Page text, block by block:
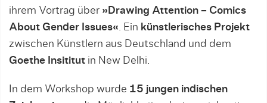
ihrem Vortrag über »Drawing Attention – Comics
About Gender Issues«. Ein künstlerisches Projekt
zwischen Künstlern aus Deutschland und dem
Goethe Insititut in New Delhi.
In dem Workshop wurde 15 jungen indischen